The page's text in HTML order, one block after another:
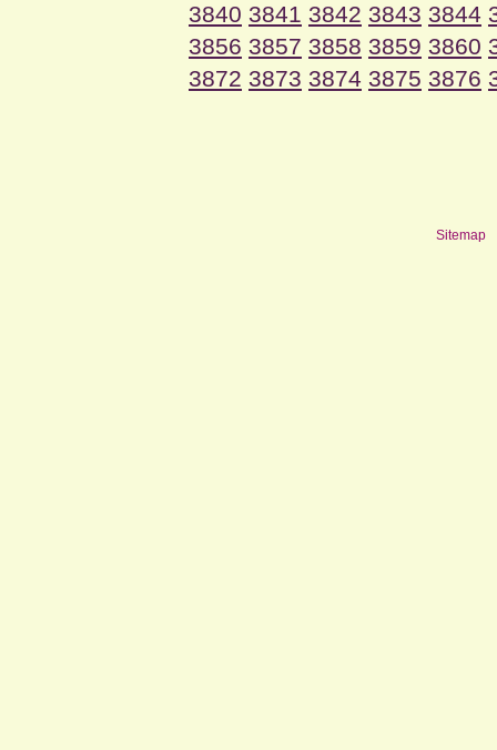
3840 3841 3842 3843 3844
3856 3857 3858 3859 3860
3872 3873 3874 3875 3876
Sitemap